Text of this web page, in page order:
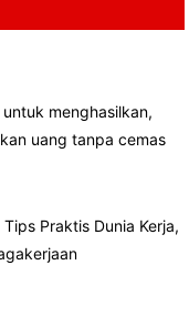
menghasilkan,
uang tanpa cemas
Praktis Dunia Kerja,